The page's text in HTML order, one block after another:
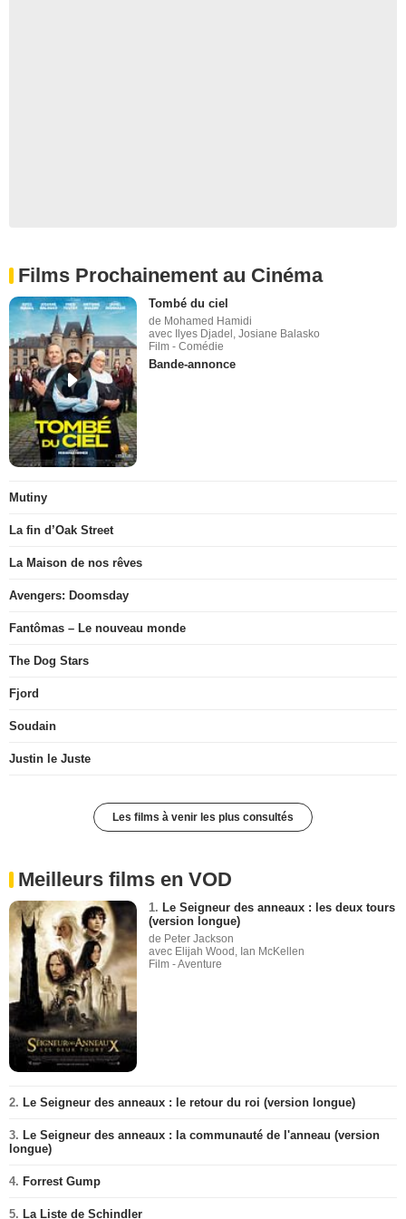
Films Prochainement au Cinéma
Tombé du ciel
de Mohamed Hamidi
avec Ilyes Djadel, Josiane Balasko
Film - Comédie
Bande-annonce
Mutiny
La fin d’Oak Street
La Maison de nos rêves
Avengers: Doomsday
Fantômas – Le nouveau monde
The Dog Stars
Fjord
Soudain
Justin le Juste
Les films à venir les plus consultés
Meilleurs films en VOD
1. Le Seigneur des anneaux : les deux tours
(version longue)
de Peter Jackson
avec Elijah Wood, Ian McKellen
Film - Aventure
2. Le Seigneur des anneaux : le retour du roi (version longue)
3. Le Seigneur des anneaux : la communauté de l'anneau (version
longue)
4. Forrest Gump
5. La Liste de Schindler